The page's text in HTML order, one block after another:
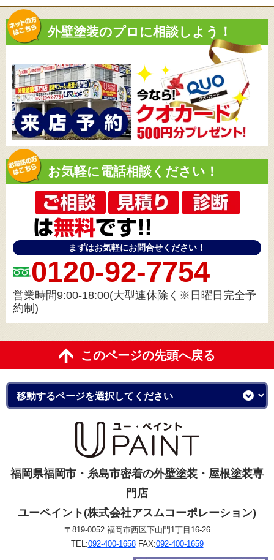
外壁塗装のプロに相談しよう！
お気軽に電話相談ください！
まずはお気軽にお問合せください！
0120-92-7754
営業時間9:00-18:00(大型連休除く※日曜日完全予
約制)
このページの先頭へ戻る
福岡県福岡市・糸島市密着の外壁塗装・屋根塗装専
門店
ユーペイント(株式会社アスムコーポレーション)
〒819-0052 福岡市西区下山門1丁目16-26
TEL:092-400-1658FAX:092-400-1659